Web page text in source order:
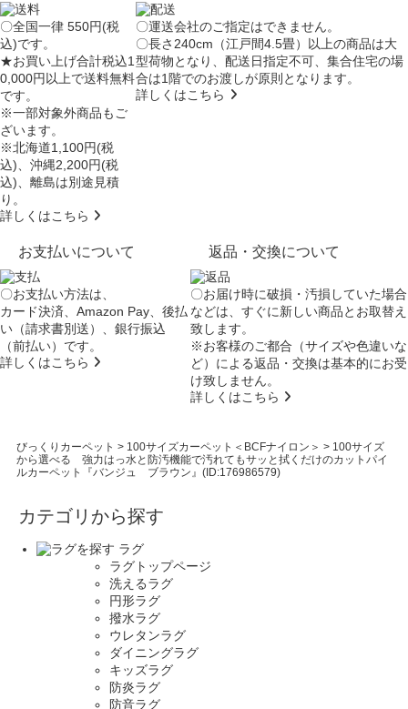
〇全国一律 550円(税
込)です。
★お買い上げ合計税込1
0,000円以上で送料無料
です。
※一部対象外商品もご
ざいます。
※北海道1,100円(税
込)、沖縄2,200円(税
込)、離島は別途見積
り。
詳しくはこちら
〇運送会社のご指定はできません。
〇長さ240cm（江戸間4.5畳）以上の商品は大
型荷物となり、配送日指定不可 、集合住宅の場
合は1階でのお渡しが原則となります。
詳しくはこちら
お支払いについて
〇お支払い方法は、
カード決済、Amazon Pay、後払
い（請求書別送）、銀行振込
（前払い）です。
詳しくはこちら
返品・交換について
〇お届け時に破損・汚損していた場合
などは、すぐに新しい商品とお取替え
致します。
※お客様のご都合（サイズや色違いな
ど）による返品・交換は基本的にお受
け致しません。
詳しくはこちら
びっくりカーペット > 100サイズカーペット＜BCFナイロン＞ > 100サイズ
から選べる 強力はっ水と防汚機能で汚れてもサッと拭くだけのカットパイ
ルカーペット『バンジュ ブラウン』(ID:176986579)
カテゴリから探す
ラグ
ラグトップページ
洗えるラグ
円形ラグ
撥水ラグ
ウレタンラグ
ダイニングラグ
キッズラグ
防炎ラグ
防音ラグ